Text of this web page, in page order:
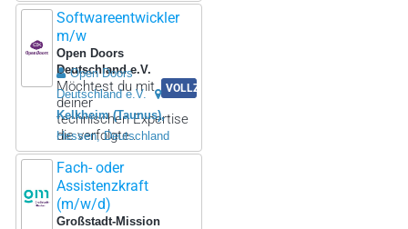
Softwareentwickler
m/w
Open Doors
Deutschland e.V.
VOLLZEIT
Möchtest du mit
deiner
technischen Expertise
die verfolgte..
Open Doors
Deutschland e.V.
Kelkheim (Taunus)
Hessen, Deutschland
Fach- oder
Assistenzkraft
(m/w/d)
Großstadt-Mission